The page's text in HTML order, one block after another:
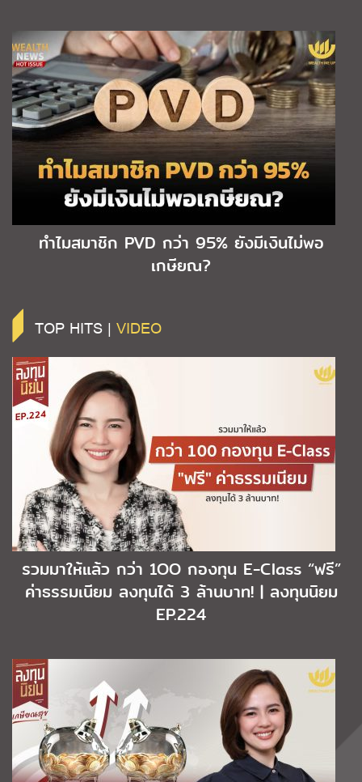
ทำไมสมาชิก PVD กว่า 95% ยังมีเงินไม่พอ
เกษียณ?
TOP HITS | VIDEO
รวมมาให้แล้ว กว่า 1OO กองทุน E-Class “ฟรี”
ค่าธรรมเนียม ลงทุนได้ 3 ล้านบาท! | ลงทุนนิยม
EP.224